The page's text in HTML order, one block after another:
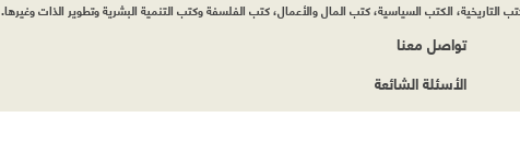
الكتب السياسية، كتب المال والأعمال، كتب الفلسفة وكتب التنمية البشرية وتطوير الذات وغيرها.
تواصل معنا
الأسئلة الشائعة